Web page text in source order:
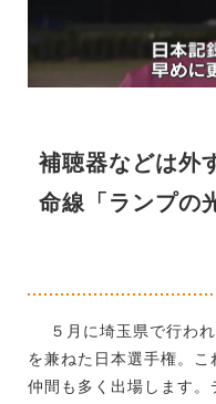
補聴器などは外
命線「ランプの
５月に埼玉県で行われ
を兼ねた日本選手権。
仲間も多く出場します